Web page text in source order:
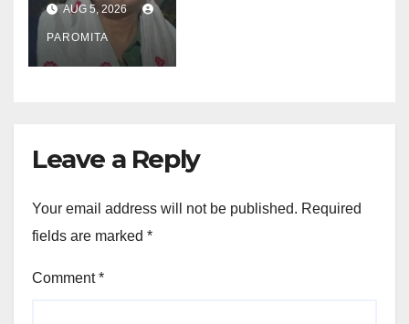
স্বেচ্ছামূলক
অৱসৰ; ৰাজনীতিত
যোগদানৰ জল্পনা
AUG 5, 2026
PAROMITA
Leave a Reply
Your email address will not be published. Required
fields are marked *
Comment*